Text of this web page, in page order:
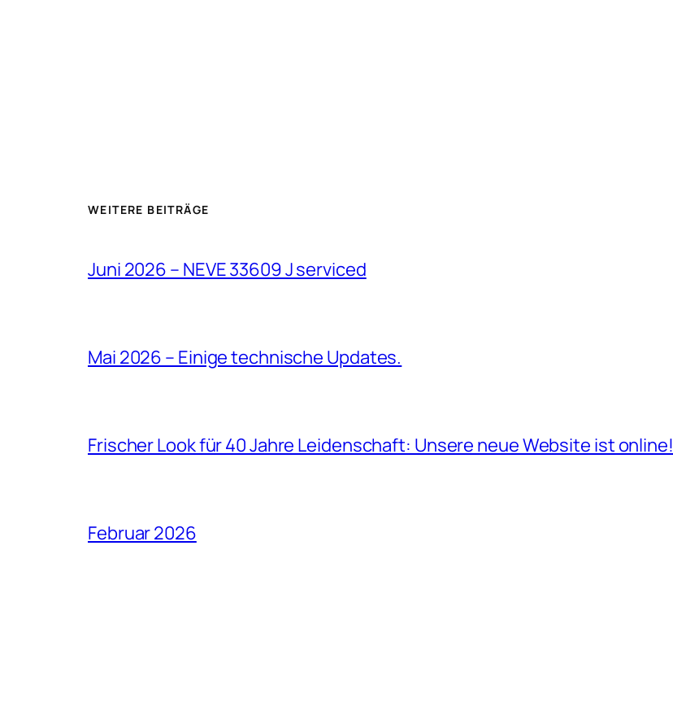
WEITERE BEITRÄGE
Juni 2026 – NEVE 33609 J serviced
Mai 2026 – Einige technische Updates.
Frischer Look für 40 Jahre Leidenschaft: Unsere neue Website ist online!
Februar 2026